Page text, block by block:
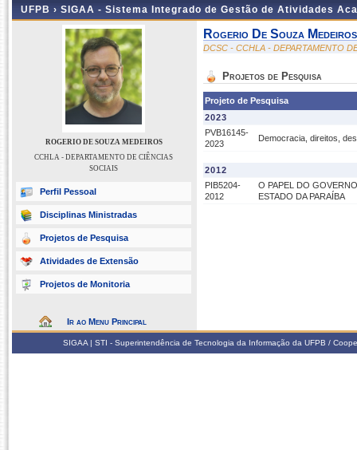
UFPB › SIGAA - Sistema Integrado de Gestão de Atividades
ROGERIO DE SOUZA MEDEIROS
CCHLA - DEPARTAMENTO DE CIÊNCIAS
SOCIAIS
Perfil Pessoal
Disciplinas Ministradas
Projetos de Pesquisa
Atividades de Extensão
Projetos de Monitoria
Ir ao Menu Principal
Rogerio De Souza Medeiros
DCSC - CCHLA - DEPARTAMENTO
Projetos de Pesquisa
Projeto de Pesquisa
2023
PVB16145-
2023
Democracia, direitos,
2012
PIB5204-
2012
O PAPEL DO
ESTADO DA PARAÍBA
SIGAA | STI - Superintendência de Tecnologia da Informação da UFPB /